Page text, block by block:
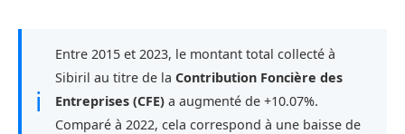
ℹ
Entre 2015 et 2023, le montant total collecté à
Sibiril au titre de la Contribution Foncière des
Entreprises (CFE) a augmenté de +10.07%.
Comparé à 2022, cela correspond à une baisse de